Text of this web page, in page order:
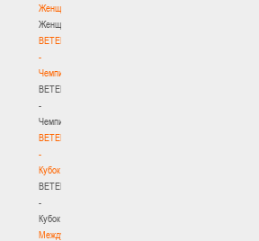
Женщины
Женщины
BETERA
-
Чемпионат
BETERA
-
Чемпионат
BETERA
-
Кубок
BETERA
-
Кубок
Международный